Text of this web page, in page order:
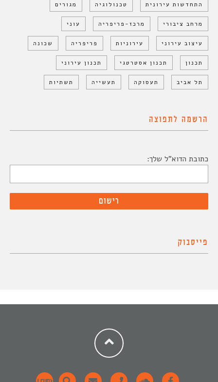
התחדשות עירונית טכנולוגיה מגורים
מרחב ציבורי מרכז-פריפריה עוני
עיצוב עירוני עירוניות פריפריה שכונה
תכנון תכנון אסטרטגי תכנון עירוני
תל אביב תעסוקה תעשייה תשתיות
הרשמה לתפוצה
כתובת הדוא"ל שלך:
פייסבוק